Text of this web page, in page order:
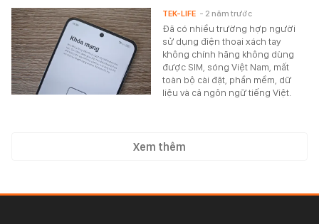
Đã có nhiều trường hợp người
sử dụng điện thoại xách tay
không chính hãng không dùng
được SIM, sóng Việt Nam, mất
toàn bộ cài đặt, phần mềm, dữ
liệu và cả ngôn ngữ tiếng Việt.
TEK-LIFE - 2 năm trước
Xem thêm